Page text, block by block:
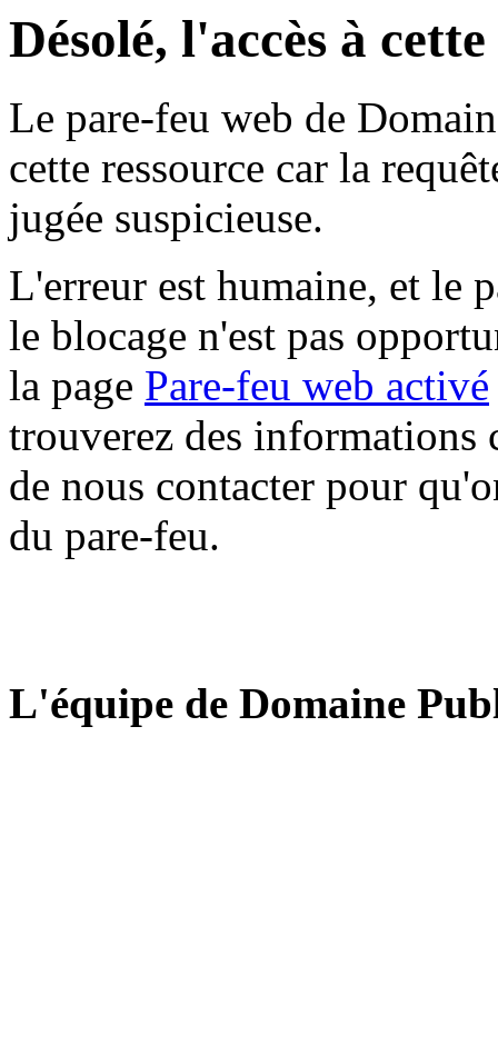
Désolé, l'accès à
Le pare-feu web de
cette ressource car la
jugée suspicieuse.
L'erreur est humaine, et le
le blocage n'est pas
la page Pare-feu web activé
trouverez des informations
de nous contacter pour
du pare-feu.
L'équipe de Domaine